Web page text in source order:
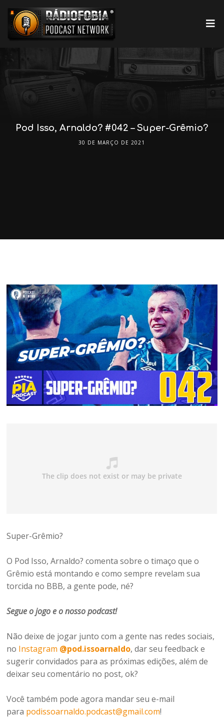
Pod Isso, Arnaldo? #042 – Super-Grêmio?
30 DE MARÇO DE 2021
Super-Grêmio?
O Pod Isso, Arnaldo? comenta sobre o timaço que o
Grêmio está montando e como sempre revelam sua
torcida no BBB, a gente pode, né?
Segue o jogo e o nosso podcast!
Não deixe de jogar junto com a gente nas redes sociais,
no Instagram @pod.issoarnaldo, dar seu feedback e
sugerir convidados para as próximas edições, além de
deixar seu comentário no post, ok?
Você também pode agora mandar seu e-mail
para podissoarnaldo.podcast@gmail.com!